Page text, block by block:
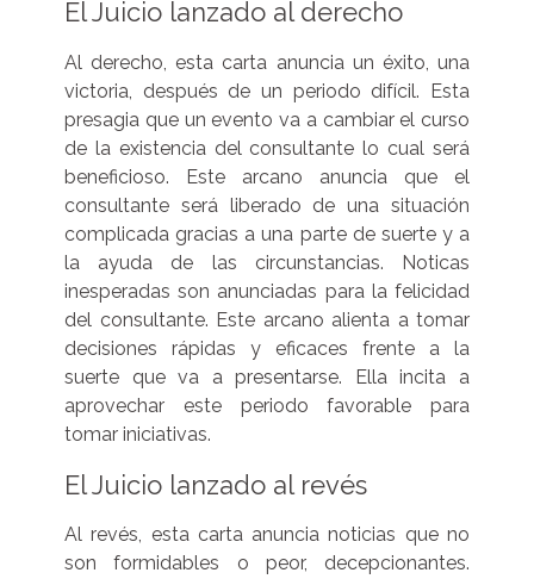
El Juicio lanzado al derecho
Al derecho, esta carta anuncia un éxito, una
victoria, después de un periodo difícil. Esta
presagia que un evento va a cambiar el curso
de la existencia del consultante lo cual será
beneficioso. Este arcano anuncia que el
consultante será liberado de una situación
complicada gracias a una parte de suerte y a
la ayuda de las circunstancias. Noticas
inesperadas son anunciadas para la felicidad
del consultante. Este arcano alienta a tomar
decisiones rápidas y eficaces frente a la
suerte que va a presentarse. Ella incita a
aprovechar este periodo favorable para
tomar iniciativas.
El Juicio lanzado al revés
Al revés, esta carta anuncia noticias que no
son formidables o peor, decepcionantes.